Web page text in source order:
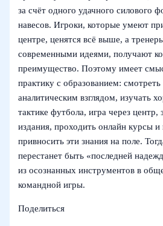
за счёт одного удачного силового
навесов. Игроки, которые умеют
центре, ценятся всё выше, а
современными идеями, получают
преимущество. Поэтому имеет
практику с образованием:
аналитическим взглядом, изучать
тактике футбола, игра через центр,
издания, проходить онлайн курсы и
привносить эти знания на поле.
перестанет быть «последней
из осознанных инструментов в
командной игры.
Поделиться